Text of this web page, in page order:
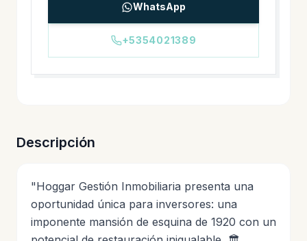
WhatsApp
+5354021389
Descripción
"Hoggar Gestión Inmobiliaria presenta una
oportunidad única para inversores: una
imponente mansión de esquina de 1920 con un